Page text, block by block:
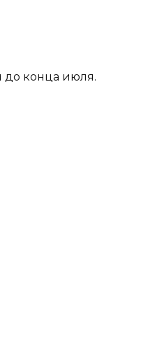
до конца июля.